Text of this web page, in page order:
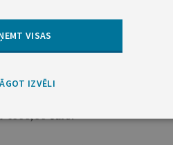
saistītas ar projekta
projekta izmaksas,
attīstības fonds)
4000,00euro.
VISAS
IZVĒLI